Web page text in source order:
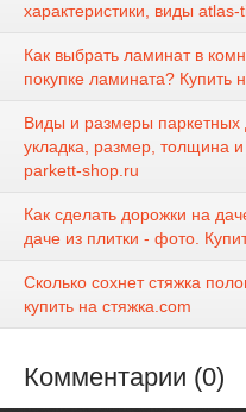
характеристики, виды atlas-
Как выбрать ламинат в
покупке ламината? Купить
Виды и размеры паркетных
укладка, размер, толщина
parkett-shop.ru
Как сделать дорожки на
даче из плитки - фото.
Сколько сохнет стяжка
купить на стяжка.com
Комментарии (0)